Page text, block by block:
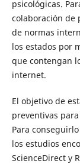
psicológicas.
colaboración de
de normas
los estados por
que contengan
internet.
El objetivo de
preventivas
Para
los estudios
ScienceDirect y